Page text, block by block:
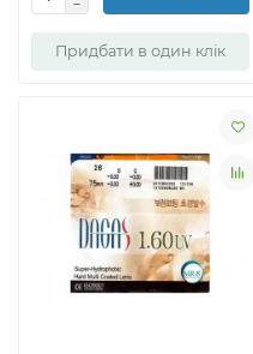
Придбати в один клік